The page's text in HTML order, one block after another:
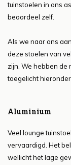
tuinstoelen in ons
beoordeel zelf.
Als we naar ons
deze stoelen van
zijn. We hebben
toegelicht hieronder.
Aluminium
Veel lounge
vervaardigd. Het
wellicht het lage